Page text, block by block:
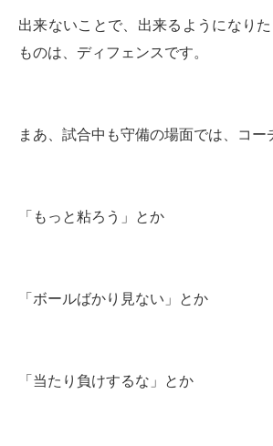
出来ないことで、出来るようになり
ものは、ディフェンスです。
まあ、試合中も守備の場面では、コー
「もっと粘ろう」とか
「ボールばかり見ない」とか
「当たり負けするな」とか